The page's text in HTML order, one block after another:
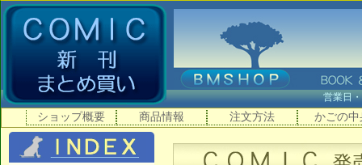
営業
ショップ概要 商品情報 注文方法 かごの中